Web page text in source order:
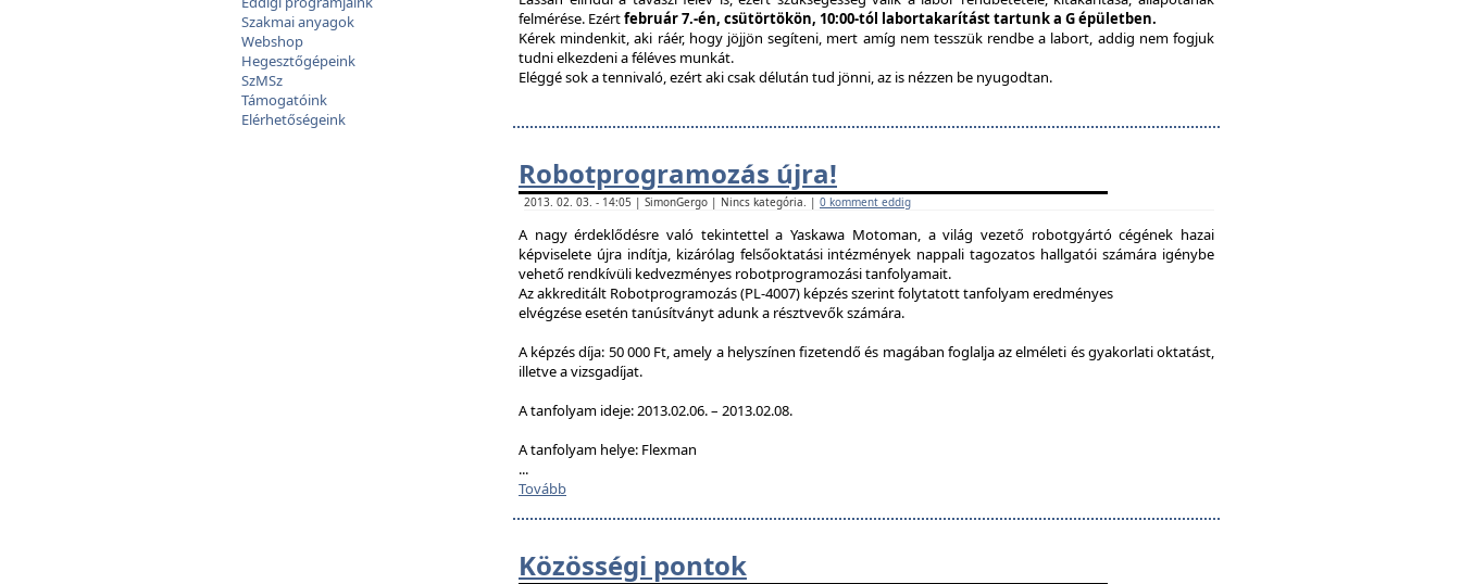
Szakmai anyagok
Webshop
Hegesztőgépeink
SzMSz
Támogatóink
Elérhetőségeink
felmérése. Ezértfebruár 7.-én, csütörtökön, 10:00-tól labortakarítást tartunk a G épületben.
Kérek mindenkit, aki ráér, hogy jöjjön segíteni, mert amíg nem tesszük rendbe a labort, addig nem fogjuk
tudni elkezdeni a féléves munkát.
Eléggé sok a tennivaló, ezért aki csak délután tud jönni, az is nézzen be nyugodtan.
Robotprogramozás újra!
2013. 02. 03. - 14:05 | SimonGergo | Nincs kategória. | 0 komment eddig
A nagy érdeklődésre való tekintettel a Yaskawa Motoman, a világ vezető robotgyártó cégének hazai
képviselete újra indítja, kizárólag felsőoktatási intézmények nappali tagozatos hallgatói számára igénybe
vehető rendkívüli kedvezményes robotprogramozási tanfolyamait.
Az akkreditált Robotprogramozás (PL-4007) képzés szerint folytatott tanfolyam eredményes
elvégzése esetén tanúsítványt adunk a résztvevők számára.
A képzés díja: 50 000 Ft, amely a helyszínen fizetendő és magában foglalja az elméleti és gyakorlati oktatást,
illetve a vizsgadíjat.
A tanfolyam ideje: 2013.02.06. – 2013.02.08.
A tanfolyam helye: Flexman
...
Tovább
Közösségi pontok